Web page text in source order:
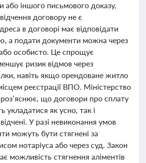
або іншого письмового доказу,
договору не є
в договорі має відповідати
а подати документи можна через
особисто. Це спрощує
ризик відмов через
навіть якщо орендоване житло
реєстрації ВПО. Міністерство
роз’яснює, що договори про сплату
укладатися як усно, так і
У разі невиконання умов
можуть бути стягнені за
нотаріуса або через суд. Закон
можливість стягнення аліментів